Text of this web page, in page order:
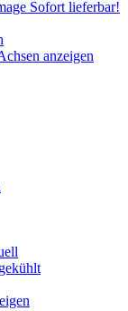
Sofort lieferbar!
anzeigen